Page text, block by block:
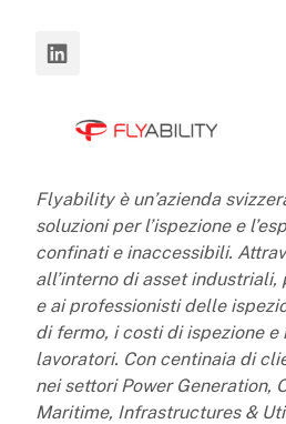
Flyability è un’azienda
soluzioni per l’ispezione e
confinati e inaccessibili.
all’interno di asset industriali,
e ai professionisti delle
di fermo, i costi di ispezione e
lavoratori. Con centinaia di
nei settori Power Generation,
Maritime, Infrastructures &